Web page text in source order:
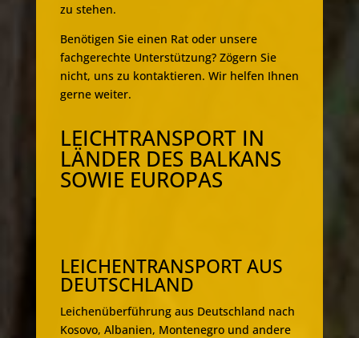
zu stehen.
Benötigen Sie einen Rat oder unsere
fachgerechte Unterstützung? Zögern Sie
nicht, uns zu kontaktieren. Wir helfen Ihnen
gerne weiter.
LEICHTRANSPORT IN
LÄNDER DES BALKANS
SOWIE EUROPAS
LEICHENTRANSPORT AUS
DEUTSCHLAND
Leichenüberführung aus Deutschland nach
Kosovo, Albanien, Montenegro und andere